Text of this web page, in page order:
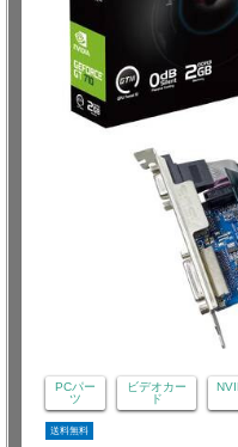
PCパー
ツ
ビデオカー
ド
送料無料